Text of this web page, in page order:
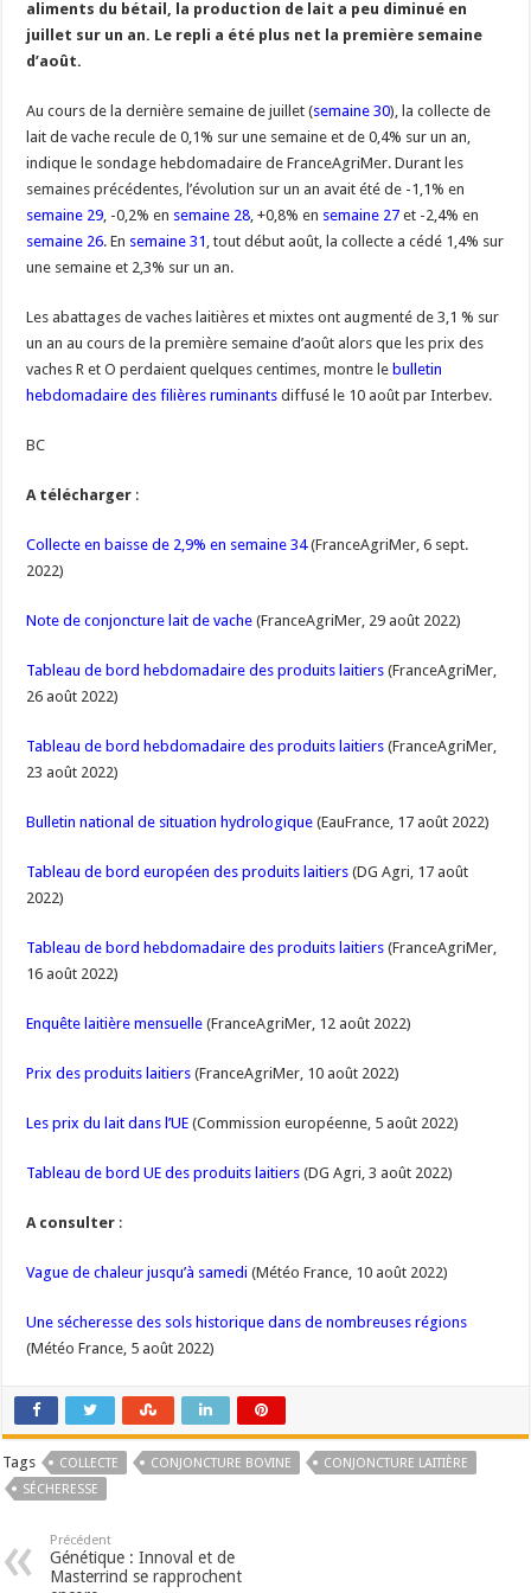
Un été fructueux pour Lactalis
aliments du bétail, la production de lait a peu diminué en
juillet sur un an. Le repli a été plus net la première semaine
d’août.
Au cours de la dernière semaine de juillet (semaine 30), la collecte de
lait de vache recule de 0,1% sur une semaine et de 0,4% sur un an,
indique le sondage hebdomadaire de FranceAgriMer. Durant les
semaines précédentes, l’évolution sur un an avait été de -1,1% en
semaine 29, -0,2% en semaine 28, +0,8% en semaine 27 et -2,4% en
semaine 26. En semaine 31 , tout début août, la collecte a cédé 1,4% sur
une semaine et 2,3% sur un an.
Les abattages de vaches laitières et mixtes ont augmenté de 3,1 % sur
un an au cours de la première semaine d’août alors que les prix des
vaches R et O perdaient quelques centimes, montre le bulletin
hebdomadaire des filières ruminants diffusé le 10 août par Interbev.
BC
A télécharger :
Collecte en baisse de 2,9% en semaine 34 (FranceAgriMer, 6 sept.
2022)
Note de conjoncture lait de vache (FranceAgriMer, 29 août 2022)
Tableau de bord hebdomadaire des produits laitiers (FranceAgriMer,
26 août 2022)
Tableau de bord hebdomadaire des produits laitiers (FranceAgriMer,
23 août 2022)
Bulletin national de situation hydrologique (EauFrance, 17 août 2022)
Tableau de bord européen des produits laitiers (DG Agri, 17 août
2022)
Tableau de bord hebdomadaire des produits laitiers (FranceAgriMer,
16 août 2022)
Enquête laitière mensuelle (FranceAgriMer, 12 août 2022)
Prix des produits laitiers (FranceAgriMer, 10 août 2022)
Les prix du lait dans l’UE (Commission européenne, 5 août 2022)
Tableau de bord UE des produits laitiers (DG Agri, 3 août 2022)
A consulter :
Vague de chaleur jusqu’à samedi (Météo France, 10 août 2022)
Une sécheresse des sols historique dans de nombreuses régions
(Météo France, 5 août 2022)
Tags COLLECTE CONJONCTURE BOVINE
CONJONCTURE LAITIÈRE
SÉCHERESSE
Précédent
Génétique : Innoval et de
Masterrind se rapprochent